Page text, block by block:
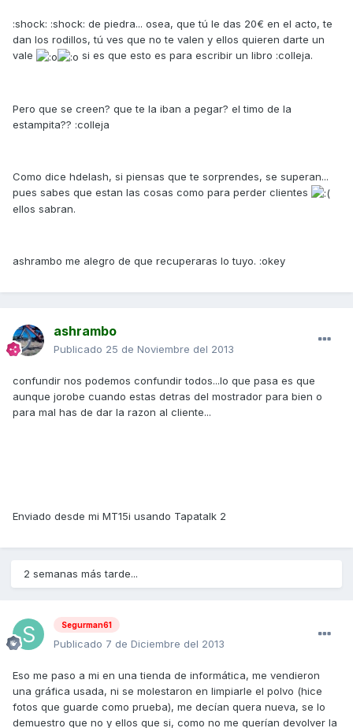
:shock: :shock: de piedra... osea, que tú le das 20€ en el acto, te
dan los rodillos, tú ves que no te valen y ellos quieren darte un
vale
si es que esto es para escribir un libro :colleja.
Pero que se creen? que te la iban a pegar? el timo de la
estampita?? :colleja
Como dice hdelash, si piensas que te sorprendes, se superan...
pues sabes que estan las cosas como para perder clientes
ellos sabran.
ashrambo me alegro de que recuperaras lo tuyo. :okey
ashrambo
Publicado 25 de Noviembre del 2013
confundir nos podemos confundir todos...lo que pasa es que
aunque jorobe cuando estas detras del mostrador para bien o
para mal has de dar la razon al cliente...
Enviado desde mi MT15i usando Tapatalk 2
2 semanas más tarde...
Segurman61
Publicado 7 de Diciembre del 2013
Eso me paso a mi en una tienda de informática, me vendieron
una gráfica usada, ni se molestaron en limpiarle el polvo (hice
fotos que guarde como prueba), me decían quera nueva, se lo
demuestro que no y ellos que si, como no me querían devolver la